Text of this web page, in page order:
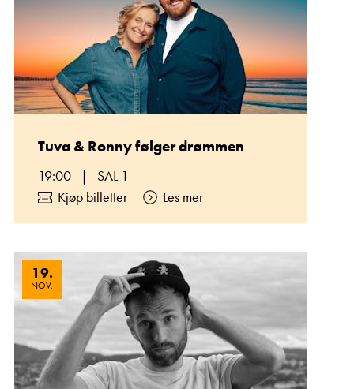
Tuva & Ronny følger drømmen
19:00 |
SAL 1
Kjøp billetter
Les mer
19.
NOV.